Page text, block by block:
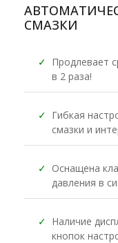
СМАЗКИ
✓ Продлевает
в 2 раза!
✓ Гибкая
смазки и
✓ Оснащена
давления в
✓ Наличие
кнопок